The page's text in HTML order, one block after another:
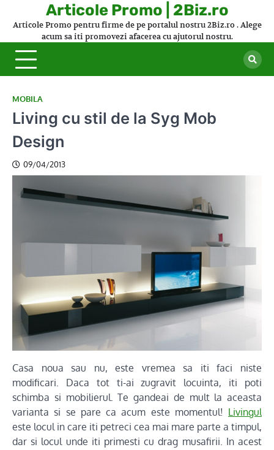
Articole Promo | 2Biz.ro
Articole Promo pentru firme de pe portalul nostru 2Biz.ro . Alege
acum sa iti promovezi afacerea cu ajutorul nostru.
MOBILA
Living cu stil de la Syg Mob
Design
09/04/2013
Casa noua sau nu, este vremea sa iti faci niste
modificari. Daca tot ti-ai zugravit locuinta, iti poti
schimba si mobilierul. Te gandeai de mult la aceasta
varianta si se pare ca acum este momentul! Livingul
este locul in care iti petreci cea mai mare parte a timpul,
dar si locul unde iti primesti cu drag musafirii. In acest